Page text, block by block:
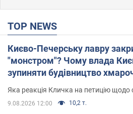
TOP NEWS
Києво-Печерську лавру
"монстром"? Чому влада
зупиняти будівництво
вірянина"
Яка реакція Кличка на петицію щодо
9.08.2026 12:00 10,2 т.